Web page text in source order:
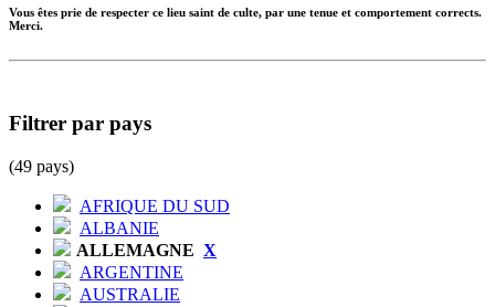
Vous êtes prie de respecter ce lieu saint de culte, par une tenue et comportement corrects.
Merci.
Filtrer par pays
(49 pays)
AFRIQUE DU SUD
ALBANIE
ALLEMAGNE X
ARGENTINE
AUSTRALIE